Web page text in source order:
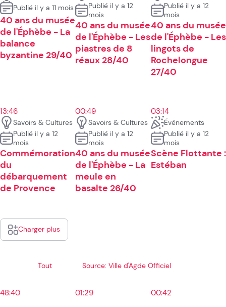
Publié il y a 11 mois
40 ans du musée
de l'Éphèbe - La
balance
byzantine 29/40
Publié il y a 12
mois
40 ans du musée
de l'Éphèbe - Les
piastres de 8
réaux 28/40
Publié il y a 12
mois
40 ans du musée
de l'Éphèbe - Les
lingots de
Rochelongue
27/40
13:46
Savoirs & Cultures
Publié il y a 12
mois
Commémoration
du
débarquement
de Provence
00:49
Savoirs & Cultures
Publié il y a 12
mois
40 ans du musée
de l'Éphèbe - La
meule en
basalte 26/40
03:14
Événements
Publié il y a 12
mois
Scène Flottante :
Estéban
Charger plus
Tout Source: Ville d'Agde Officiel
48:40 01:29 00:42